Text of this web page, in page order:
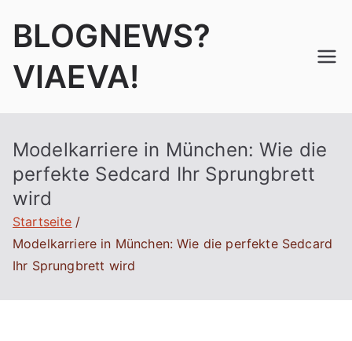
InhaltBLOGNEWS?
VIAEVA!
Modelkarriere in München: Wie die
perfekte Sedcard Ihr Sprungbrett
wird
Startseite
Modelkarriere in München: Wie die perfekte Sedcard
Ihr Sprungbrett wird